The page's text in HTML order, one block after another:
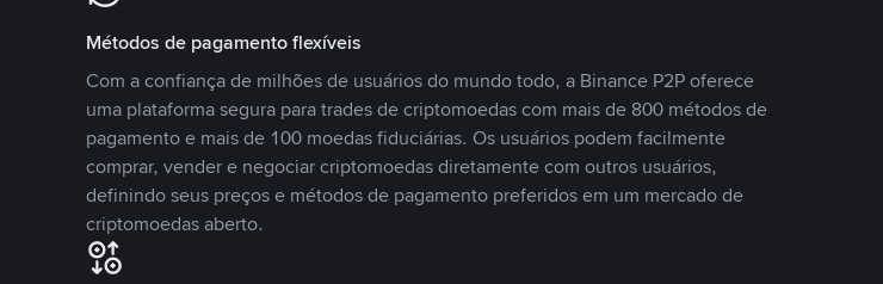
Métodos de pagamento flexíveis
Com a confiança de milhões de usuários do mundo todo, a Binance P2P oferece
uma plataforma segura para trades de criptomoedas com mais de 800 métodos de
pagamento e mais de 100 moedas fiduciárias. Os usuários podem facilmente
comprar, vender e negociar criptomoedas diretamente com outros usuários,
definindo seus preços e métodos de pagamento preferidos em um mercado de
criptomoedas aberto.